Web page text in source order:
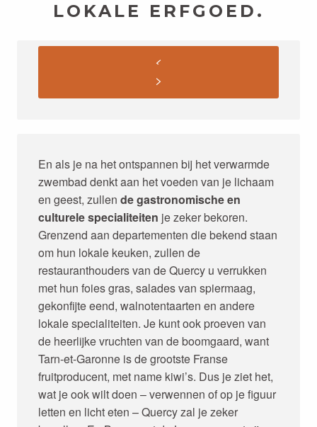
LOKALE ERFGOED.
En als je na het ontspannen bij het verwarmde
zwembad denkt aan het voeden van je lichaam
en geest, zullen de gastronomische en
culturele specialiteiten je zeker bekoren.
Grenzend aan departementen die bekend staan
om hun lokale keuken, zullen de
restauranthouders van de Quercy u verrukken
met hun foies gras, salades van spiermaag,
gekonfijte eend, walnotentaarten en andere
lokale specialiteiten. Je kunt ook proeven van
de heerlijke vruchten van de boomgaard, want
Tarn-et-Garonne is de grootste Franse
fruitproducent, met name kiwi’s. Dus je ziet het,
wat je ook wilt doen – verwennen of op je figuur
letten en licht eten – Quercy zal je zeker